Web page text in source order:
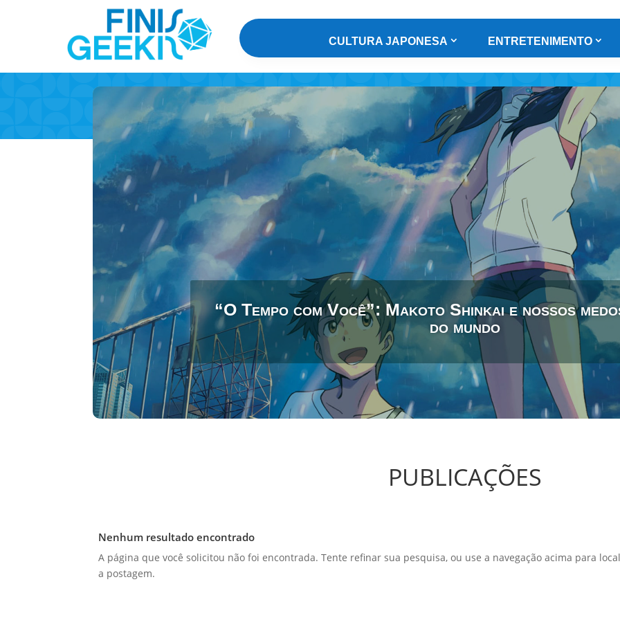
CULTURA JAPONESA ENTRETENIMENTO
“O Tempo com Você”: Makoto Shinkai e nossos
do mundo
PUBLICAÇÕES
Nenhum resultado encontrado
A página que você solicitou não foi encontrada. Tente refinar sua pesquisa, ou use a navegação acima para
a postagem.